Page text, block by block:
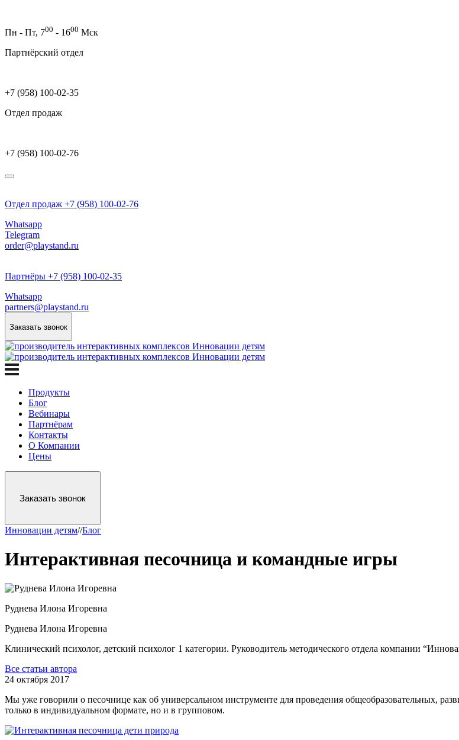
Пн - Пт, 700 - 1600 Мск
Партнёрский отдел
+7 (958) 100-02-35
Отдел продаж
+7 (958) 100-02-76
Отдел продаж +7 (958) 100-02-76
Whatsapp
Telegram
order@playstand.ru
Партнёры +7 (958) 100-02-35
Whatsapp
partners@playstand.ru
Заказать звонок
Продукты
Блог
Вебинары
Партнёрам
Контакты
О Компании
Цены
Заказать звонок
Инновации детям//Блог
Интерактивная песочница и командные игры
Руднева Илона Игоревна
Руднева Илона Игоревна
Клинический психолог, детский психолог 1 категории. Руководитель методического отдела компании
Все статьи автора
24 октября 2017
Мы уже говорили о песочнице как об универсальном инструменте для проведения общеобразовательных,
только в индивидуальном формате, но и в групповом.